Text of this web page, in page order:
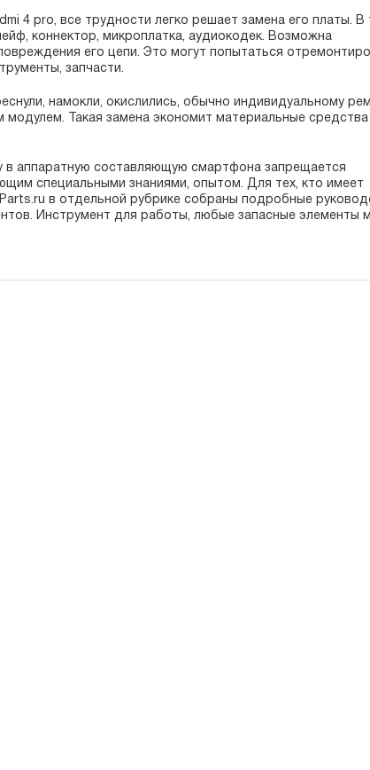
4 pro, все трудности легко решает замена его платы. В
коннектор, микроплатка, аудиокодек. Возможна
его цепи. Это могут попытаться
запчасти.
намокли, окислились, обычно индивидуальному
Такая замена экономит материальные средства
в аппаратную составляющую смартфона запрещается
специальными знаниями, опытом. Для тех, кто имеет
в отдельной рубрике собраны подробные
Инструмент для работы, любые запасные элементы